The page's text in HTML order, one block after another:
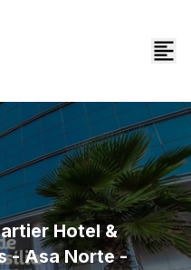
Hotel &
- Asa Norte -